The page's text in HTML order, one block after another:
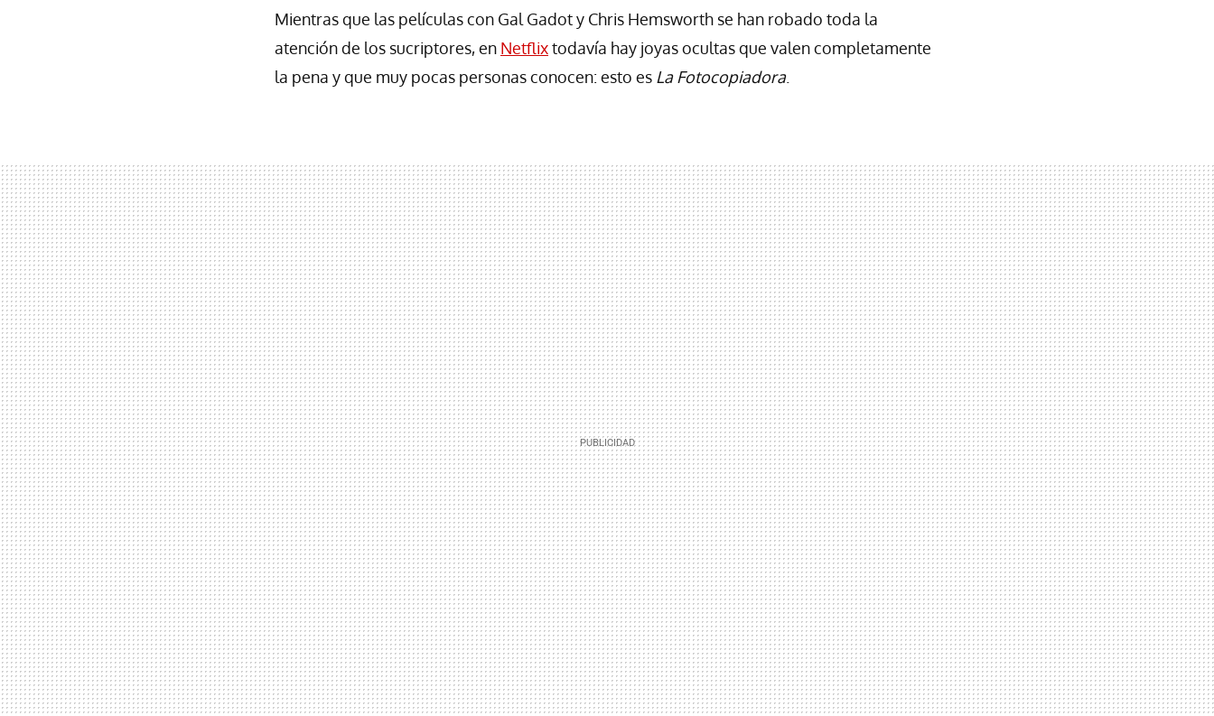
Mientras que las películas con Gal Gadot y Chris Hemsworth se han robado toda la
atención de los sucriptores, en Netflixtodavía hay joyas ocultas que valen completamente
la pena y que muy pocas personas conocen: esto es La Fotocopiadora.